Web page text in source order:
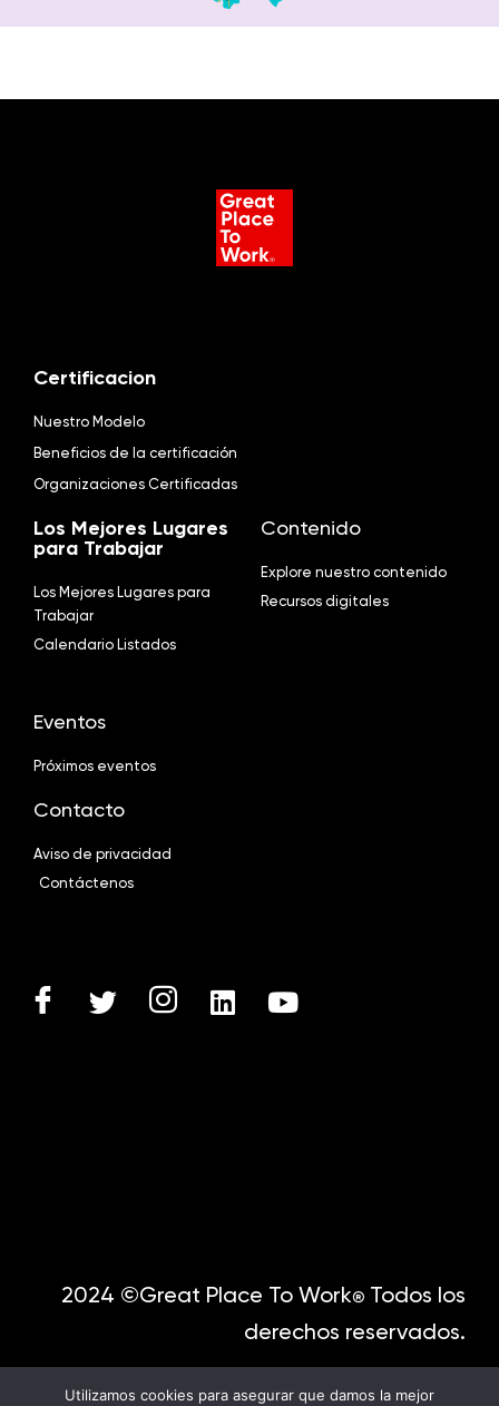
Certificacion
Nuestro Modelo
Beneficios de la certificación
Organizaciones Certificadas
Los Mejores Lugares
para Trabajar
Los Mejores Lugares para
Trabajar
Calendario Listados
Contenido
Explore nuestro contenido
Recursos digitales
Eventos
Próximos eventos
Contacto
Aviso de privacidad
Contáctenos
2024 ©Great Place To Work® Todos los
derechos reservados.
Utilizamos cookies para asegurar que damos la mejor